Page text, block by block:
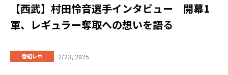
【西武】村田怜音選手インタビュー 開幕1
軍、レギュラー奪取への想いを語る
番組レポ 2/23, 2025